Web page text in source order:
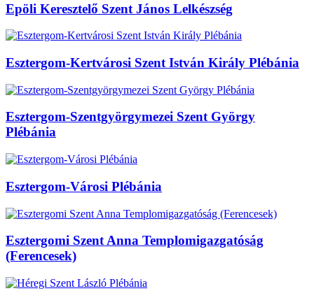
Epöli Keresztelő Szent János Lelkészség
Esztergom-Kertvárosi Szent István Király Plébánia
Esztergom-Szentgyörgymezei Szent György
Plébánia
Esztergom-Városi Plébánia
Esztergomi Szent Anna Templomigazgatóság
(Ferencesek)